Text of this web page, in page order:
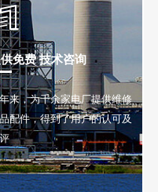
免费 技术咨询
来，为千余家电厂提供维修
配件，得到了用户的认可及